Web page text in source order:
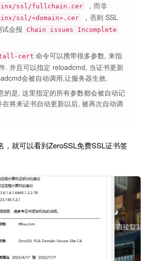
ssl/fullchain.cer ，而非
ssl/<domain>.cer
，否则 SSL
会报
Chain issues Incomplete
cert 命令可以携带很多参数, 来指
. 并且可以指定 reloadcmd, 当证书更新
会被自动调用,让服务器生效.
的是, 这里指定的所有参数都会被自动记
在将来证书自动更新以后, 被再次自动调
，就可以看到ZeroSSL免费SSL证书签